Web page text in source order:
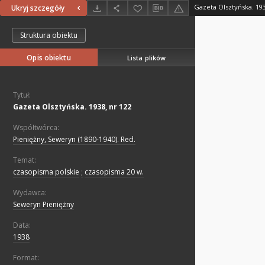
Ukryj szczegóły Gazeta Olsztyńska.
Struktura obiektu
Opis obiektu Lista plików
Tytuł:
Gazeta Olsztyńska. 1938, nr 122
Współtwórca:
Pieniężny, Seweryn (1890-1940). Red.
Temat:
czasopisma polskie ; czasopisma 20 w.
Wydawca:
Seweryn Pieniężny
Data:
1938
Format: